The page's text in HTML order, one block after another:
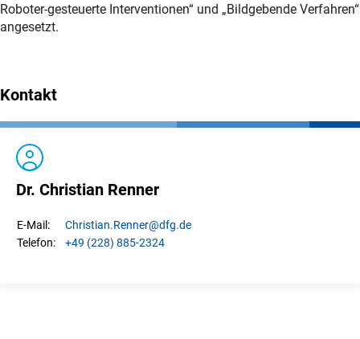
Roboter-gesteuerte Interventionen“ und „Bildgebende Verfahren“
angesetzt.
Kontakt
Dr. Christian Renner
E-Mail: Christian.Renner@dfg.de
Telefon:
+49 (228) 885-2324